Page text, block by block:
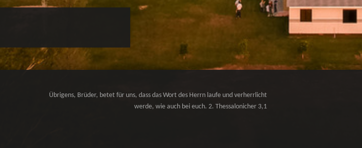
Übrigens, Brüder, betet für uns, dass das Wort des Herrn laufe und verherrlicht
werde, wie auch bei euch. 2. Thessalonicher 3,1